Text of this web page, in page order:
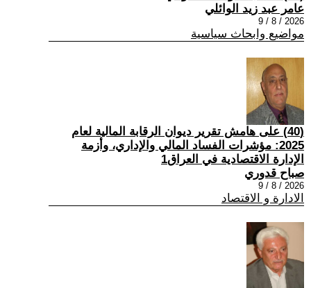
عامر عبد زيد الوائلي
2026 / 8 / 9
مواضيع وابحاث سياسية
(40) على هامش تقرير ديوان الرقابة المالية لعام
2025: مؤشرات الفساد المالي والإداري، وأزمة
الإدارة الاقتصادية في العراق1
صباح قدوري
2026 / 8 / 9
الادارة و الاقتصاد